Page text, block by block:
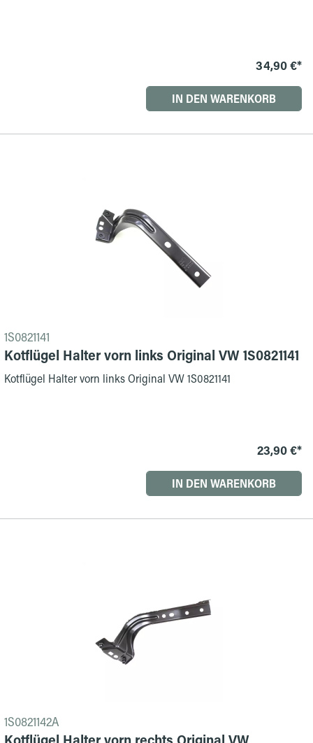
34,90 €*
IN DEN WARENKORB
1S0821141
Kotflügel Halter vorn links Original VW 1S0821141
Kotflügel Halter vorn links Original VW 1S0821141
23,90 €*
IN DEN WARENKORB
1S0821142A
Kotflügel Halter vorn rechts Original VW